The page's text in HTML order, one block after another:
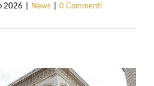
2026 News
0 Commenti